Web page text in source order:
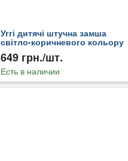
Уггі дитячі штучна замша
світло-коричневого кольору
195735T
649 грн./шт.
Есть в наличии